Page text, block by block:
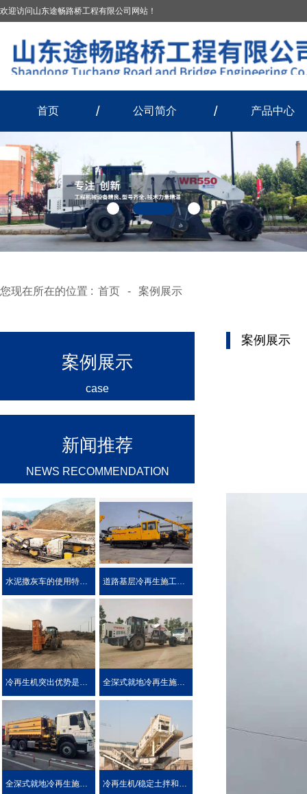
欢迎访问山东途畅路桥工程有限公司网站！
首页 公司简介 产品中心
您现在所在的位置 : 首页 - 案例展示
案例展示
case
新闻推荐
NEWS RECOMMENDATION
水泥撒灰车的使用特点及优势介绍 道路基层冷再生施工工艺
冷再生机突出优势是被用户喜爱的原因！ 全深式就地冷再生施工工艺特点介绍
全深式就地冷再生施工中所使用的机械设施设备 冷再生机/稳定土拌和机主要用于哪些作业?
案例展示